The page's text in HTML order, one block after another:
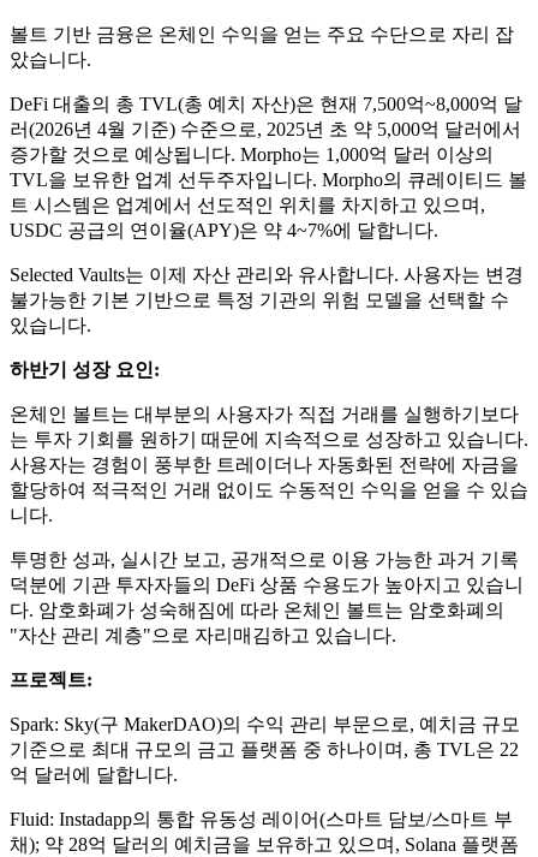
볼트 기반 금융은 온체인 수익을 얻는 주요 수단으로 자리 잡
았습니다.
DeFi 대출의 총 TVL(총 예치 자산)은 현재 7,500억~8,000억 달
러(2026년 4월 기준) 수준으로, 2025년 초 약 5,000억 달러에서
증가할 것으로 예상됩니다. Morpho는 1,000억 달러 이상의
TVL을 보유한 업계 선두주자입니다. Morpho의 큐레이티드 볼
트 시스템은 업계에서 선도적인 위치를 차지하고 있으며,
USDC 공급의 연이율(APY)은 약 4~7%에 달합니다.
Selected Vaults는 이제 자산 관리와 유사합니다. 사용자는 변경
불가능한 기본 기반으로 특정 기관의 위험 모델을 선택할 수
있습니다.
하반기 성장 요인:
온체인 볼트는 대부분의 사용자가 직접 거래를 실행하기보다
는 투자 기회를 원하기 때문에 지속적으로 성장하고 있습니다.
사용자는 경험이 풍부한 트레이더나 자동화된 전략에 자금을
할당하여 적극적인 거래 없이도 수동적인 수익을 얻을 수 있습
니다.
투명한 성과, 실시간 보고, 공개적으로 이용 가능한 과거 기록
덕분에 기관 투자자들의 DeFi 상품 수용도가 높아지고 있습니
다. 암호화폐가 성숙해짐에 따라 온체인 볼트는 암호화폐의
"자산 관리 계층"으로 자리매김하고 있습니다.
프로젝트:
Spark: Sky(구 MakerDAO)의 수익 관리 부문으로, 예치금 규모
기준으로 최대 규모의 금고 플랫폼 중 하나이며, 총 TVL은 22
억 달러에 달합니다.
Fluid: Instadapp의 통합 유동성 레이어(스마트 담보/스마트 부
채); 약 28억 달러의 예치금을 보유하고 있으며, Solana 플랫폼